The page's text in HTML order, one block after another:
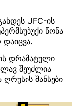
UFC-ის
წონა
დრამატული
შეუძლია
შანსები